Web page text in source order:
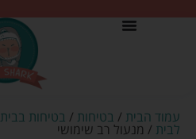
עמוד הבית / בטיחות / בטיחות בבית
לבית / מנעול רב שימושי